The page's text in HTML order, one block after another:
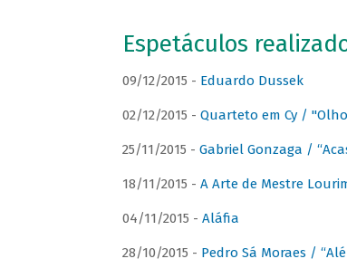
Espetáculos
09/12/2015 - Eduardo Dussek
02/12/2015 - Quarteto em Cy /
25/11/2015 - Gabriel Gonzaga /
18/11/2015 - A Arte de Mestre
04/11/2015 - Aláfia
28/10/2015 - Pedro Sá Moraes /